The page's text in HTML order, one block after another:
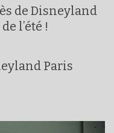
de Disneyland
l’été !
Paris